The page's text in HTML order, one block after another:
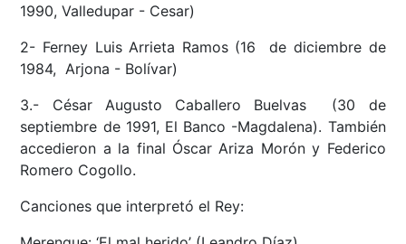
1990, Valledupar - Cesar)
2- Ferney Luis Arrieta Ramos (16 de diciembre de
1984, Arjona - Bolívar)
3.- César Augusto Caballero Buelvas (30 de
septiembre de 1991, El Banco -Magdalena). También
accedieron a la final Óscar Ariza Morón y Federico
Romero Cogollo.
Canciones que interpretó el Rey: